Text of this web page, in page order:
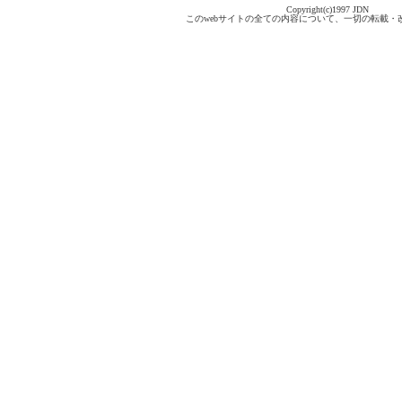
Copyright(c)1997 JDN
このwebサイトの全ての内容について、一切の転載・